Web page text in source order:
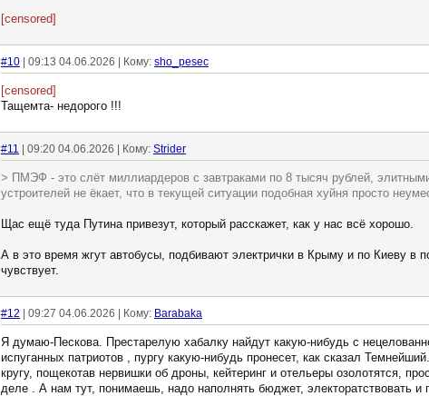
[censored]
#10 | 09:13 04.06.2026 | Кому: sho_pesec
[censored]
Тащемта- недорого !!!
#11 | 09:20 04.06.2026 | Кому: Strider
> ПМЭФ - это слёт миллиардеров с завтраками по 8 тысяч рублей,
устроителей не ёкает, что в текущей ситуации подобная хуйня просто
Щас ещё туда Путина привезут, который расскажет, как у нас всё хорошо.
А в это время жгут автобусы, подбивают электрички в Крыму и по Киеву в
чувствует.
#12 | 09:27 04.06.2026 | Кому: Barabaka
Я думаю-Пескова. Престарелую хабалку найдут какую-нибудь с
испуганных патриотов , пургу какую-нибудь пронесет, как сказал
кругу, пощекотав нервишки об дроны, кейтеринг и отельеры озолотятся,
деле . А нам тут, понимаешь, надо наполнять бюджет, электоратствовать и